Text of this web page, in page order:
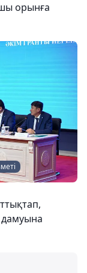
орынға
дамуына